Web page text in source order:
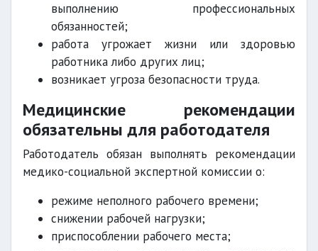
выполнению профессиональных
обязанностей;
работа угрожает жизни или здоровью
работника либо других лиц;
возникает угроза безопасности труда.
Медицинские рекомендации
обязательны для работодателя
Работодатель обязан выполнять рекомендации
медико-социальной экспертной комиссии о:
режиме неполного рабочего времени;
снижении рабочей нагрузки;
приспособлении рабочего места;